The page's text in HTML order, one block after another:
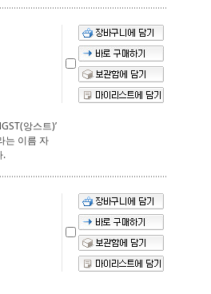
앙스트)’
는 이름 자
.